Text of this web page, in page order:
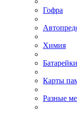
Гофра
Химия
Батарейки
Карты
Разные